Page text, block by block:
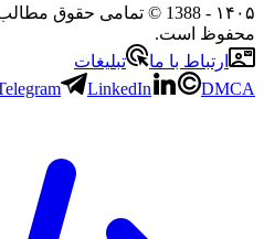
۱۴۰۵
- 1388 © تمامی حقوق
محفوظ است.
ارتباط با ما
تبلیغات
LinkedIn DMCA